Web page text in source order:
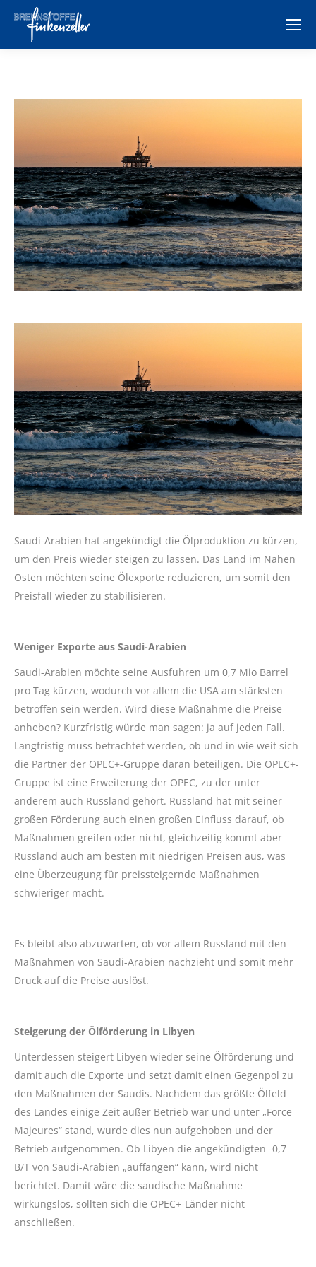
Saudi-Arabien hat angekündigt die Ölproduktion zu kürzen,
um den Preis wieder steigen zu lassen. Das Land im Nahen
Osten möchten seine Ölexporte reduzieren, um somit den
Preisfall wieder zu stabilisieren.
Weniger Exporte aus Saudi-Arabien
Saudi-Arabien möchte seine Ausfuhren um 0,7 Mio Barrel
pro Tag kürzen, wodurch vor allem die USA am stärksten
betroffen sein werden. Wird diese Maßnahme die Preise
anheben? Kurzfristig würde man sagen: ja auf jeden Fall.
Langfristig muss betrachtet werden, ob und in wie weit sich
die Partner der OPEC+-Gruppe daran beteiligen. Die OPEC+-
Gruppe ist eine Erweiterung der OPEC, zu der unter
anderem auch Russland gehört. Russland hat mit seiner
großen Förderung auch einen großen Einfluss darauf, ob
Maßnahmen greifen oder nicht, gleichzeitig kommt aber
Russland auch am besten mit niedrigen Preisen aus, was
eine Überzeugung für preissteigernde Maßnahmen
schwieriger macht.
Es bleibt also abzuwarten, ob vor allem Russland mit den
Maßnahmen von Saudi-Arabien nachzieht und somit mehr
Druck auf die Preise auslöst.
Steigerung der Ölförderung in Libyen
Unterdessen steigert Libyen wieder seine Ölförderung und
damit auch die Exporte und setzt damit einen Gegenpol zu
den Maßnahmen der Saudis. Nachdem das größte Ölfeld
des Landes einige Zeit außer Betrieb war und unter „Force
Majeures“ stand, wurde dies nun aufgehoben und der
Betrieb aufgenommen. Ob Libyen die angekündigten -0,7
B/T von Saudi-Arabien „auffangen“ kann, wird nicht
berichtet. Damit wäre die saudische Maßnahme
wirkungslos, sollten sich die OPEC+-Länder nicht
anschließen.